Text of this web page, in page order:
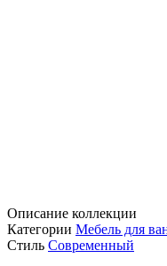
Описание коллекции
Категории Мебель для
Стиль Современный